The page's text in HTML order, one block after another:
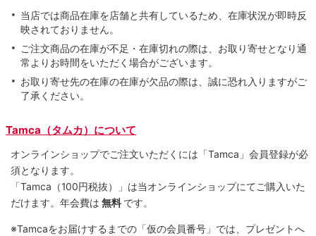
当店では商品在庫を店舗と共有しているため、在庫状況が即時反
映されておりません。
ご注文商品の在庫が不足・在庫切れの際は、お取り寄せとなり通
常よりお時間をいただく場合がございます。
お取り寄せ先の在庫の在庫が欠品の際は、誠に恐れ入りますがご
了承ください。
Tamca（タムカ）について
オンラインショップでご注⽂いただくには「Tamca」会員登録が必
須となります。
「Tamca （100円税抜）
」は当オンラインショップにてご購⼊いた
だけます。 年会費は 無料 です。
※Tamcaをお届けするまでの「仮の会員番号」では、プレゼントへ